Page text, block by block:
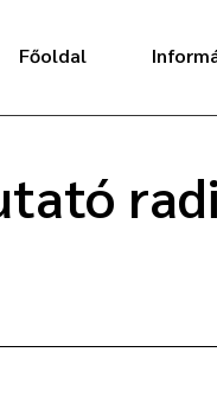
Főoldal